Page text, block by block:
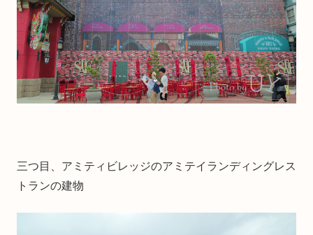
三つ目、アミティビレッジのアミテイランディングレス
トランの建物